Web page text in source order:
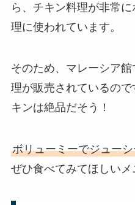
ら、チキン料理が非常
理に使われています。
そのため、マレーシア
理が販売されているの
キンは絶品だそう！
ボリューミーでジュー
ぜひ食べてみてほしいメ